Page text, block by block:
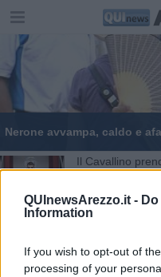
QUInewsArezzo.it -
Information
If you wish to opt-out of
processing of your
Nerone avvampa, caldo e
Il Cavallino
Cibo, luce e
Ciurnelli trionfa